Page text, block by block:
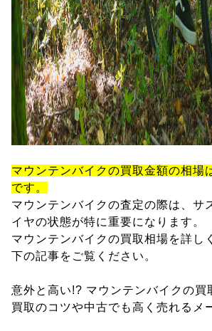
マウンテンバイクの買取金額の相場
です。
マウンテンバイクの査定の際は、サ
イヤの状態が特に重要になります。
マウンテンバイクの買取相場を詳し
下の記事をご覧ください。
意外と高い!? マウンテンバイクの買
買取のコツや中古でも高く売れるメ